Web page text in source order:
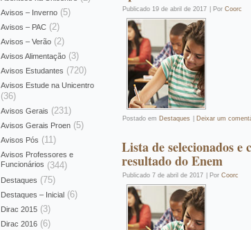
Avisos – Inverno (5)
Avisos – PAC (2)
Avisos – Verão (2)
Avisos Alimentação (3)
Avisos Estudantes (720)
Avisos Estude na Unicentro
(36)
Avisos Gerais (231)
Avisos Gerais Proen (5)
Avisos Pós (11)
Avisos Professores e
Funcionários (344)
Destaques (75)
Destaques – Inicial (6)
Dirac 2015 (3)
Dirac 2016 (6)
Publicado 19 de abril de 2017 Por Coorc
Postado em Destaques Deixar um
Lista de selecionados e
resultado do Enem
Publicado 7 de abril de 2017 Por Coorc